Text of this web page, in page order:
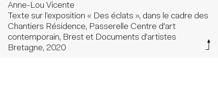
Anne-Lou Vicente
Texte sur l’exposition « Des éclats », dans le cadre des
Chantiers Résidence, Passerelle Centre d'art
contemporain, Brest et Documents d'artistes
Bretagne, 2020